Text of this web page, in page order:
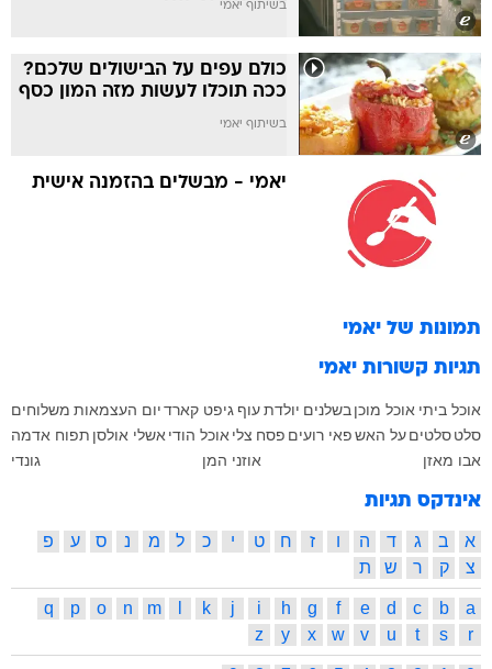
בשיתוף יאמי
כולם עפים על הבישולים שלכם?
ככה תוכלו לעשות מזה המון כסף
בשיתוף יאמי
יאמי - מבשלים בהזמנה אישית
תמונות של יאמי
תגיות קשורות יאמי
אוכל ביתי אוכל מוכן בשלנים יולדתעוף גיפט קארד יום העצמאות משלוחים
סלטסלטים על האשפאי רועים פסח צליאוכל הודיאשלי אולסן תפוח אדמה
אבו מאזן
אוזני המן גונדי
אינדקס תגיות
א ב ג ד ה ו ז ח ט י כ ל מ נ ס ע
פ
צ
ק ר ש ת
a
b
c
d
e
f
g
h
i
j
k
m
n
o
p
q
r
s
t
u
v
w
x
y
z